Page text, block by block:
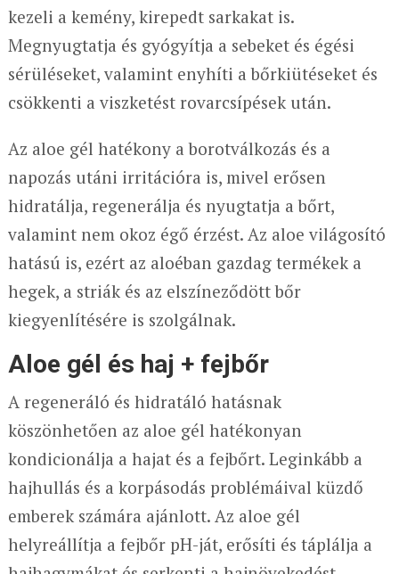
kezeli a kemény, kirepedt sarkakat is.
Megnyugtatja és gyógyítja a sebeket és égési
sérüléseket, valamint enyhíti a bőrkiütéseket és
csökkenti a viszketést rovarcsípések után.
Az aloe gél hatékony a borotválkozás és a
napozás utáni irritációra is, mivel erősen
hidratálja, regenerálja és nyugtatja a bőrt,
valamint nem okoz égő érzést. Az aloe világosító
hatású is, ezért az aloéban gazdag termékek a
hegek, a striák és az elszíneződött bőr
kiegyenlítésére is szolgálnak.
Aloe gél és haj + fejbőr
A regeneráló és hidratáló hatásnak
köszönhetően az aloe gél hatékonyan
kondicionálja a hajat és a fejbőrt. Leginkább a
hajhullás és a korpásodás problémáival küzdő
emberek számára ajánlott. Az aloe gél
helyreállítja a fejbőr pH-ját, erősíti és táplálja a